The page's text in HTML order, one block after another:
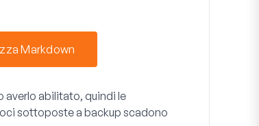
Markdown
averlo abilitato, quindi le
sottoposte a backup scadono